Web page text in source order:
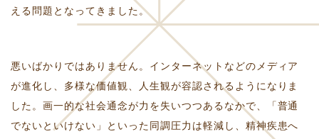
える問題となってきました。
悪いばかりではありません。インターネットなどのメディア
が進化し、多様な価値観、人生観が容認されるようになりま
した。画一的な社会通念が力を失いつつあるなかで、「普通
でないといけない」といった同調圧力は軽減し、精神疾患へ